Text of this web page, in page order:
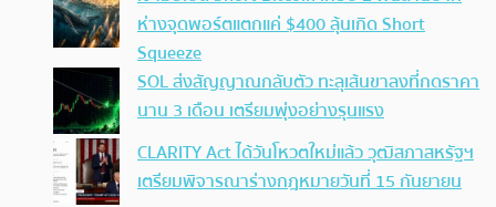
ห่างจุดพอร์ตแตกแค่ $400 ลุ้นเกิด Short
Squeeze
SOL ส่งสัญญาณกลับตัว ทะลุเส้นขาลงที่กดราคา
นาน 3 เดือน เตรียมพุ่งอย่างรุนแรง
CLARITY Act ได้วันโหวตใหม่แล้ว วุฒิสภาสหรัฐฯ
เตรียมพิจารณาร่างกฎหมายวันที่ 15 กันยายน